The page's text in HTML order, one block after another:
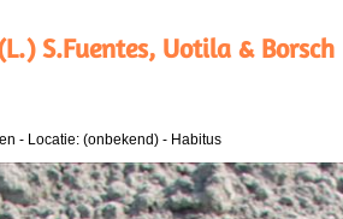
S.Fuentes, Uotila & Borsch
- Locatie: (onbekend) - Habitus